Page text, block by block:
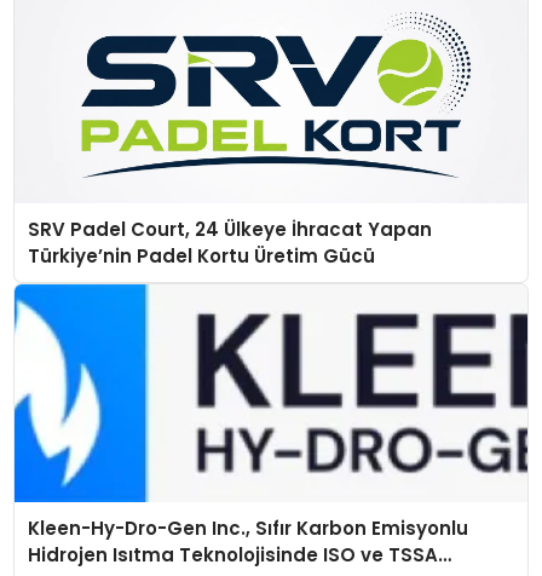
SRV Padel Court, 24 Ülkeye İhracat Yapan
Türkiye’nin Padel Kortu Üretim Gücü
Kleen-Hy-Dro-Gen Inc., Sıfır Karbon Emisyonlu
Hidrojen Isıtma Teknolojisinde ISO ve TSSA